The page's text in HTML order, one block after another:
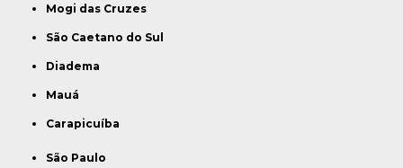
Mogi das Cruzes
São Caetano do Sul
Diadema
Mauá
Carapicuíba
São Paulo